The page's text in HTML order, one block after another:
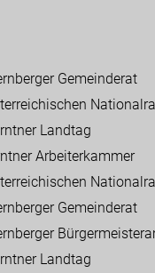
Gemeinderat
Landtag
Arbeiterkammer
Gemeinderat
Landtag